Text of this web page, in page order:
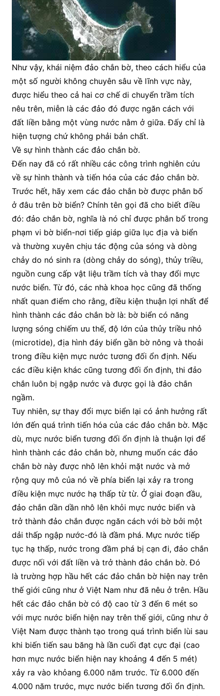
Như vậy, khái niệm đảo chắn bờ, theo cách hiểu của
một số người không chuyên sâu về lĩnh vực này,
được hiểu theo cả hai cơ chế di chuyển trầm tích
nêu trên, miễn là các đảo đó được ngăn cách với
đất liền bằng một vùng nước nằm ở giữa. Đấy chỉ là
hiện tượng chứ không phải bản chất.
Về sự hình thành các đảo chắn bờ.
Đến nay đã có rất nhiều các công trình nghiên cứu
về sự hình thành và tiến hóa của các đảo chắn bờ.
Trước hết, hãy xem các đảo chắn bờ được phân bố
ở đâu trên bờ biển? Chính tên gọi đã cho biết điều
đó: đảo chắn bờ, nghĩa là nó chỉ được phân bố trong
phạm vi bờ biển-nơi tiếp giáp giữa lục địa và biển
và thường xuyên chịu tác động của sóng và dòng
chảy do nó sinh ra (dòng chảy do sóng), thủy triều,
nguồn cung cấp vật liệu trầm tích và thay đổi mực
nước biển. Từ đó, các nhà khoa học cũng đã thống
nhất quan điểm cho rằng, điều kiện thuận lợi nhất để
hình thành các đảo chắn bờ là: bờ biển có năng
lượng sóng chiếm ưu thế, độ lớn của thủy triều nhỏ
(microtide), địa hình đáy biển gần bờ nông và thoải
trong điều kiện mực nước tương đối ổn định. Nếu
các điều kiện khác cũng tương đối ổn định, thi đảo
chắn luôn bị ngập nước và được gọi là đảo chắn
ngầm.
Tuy nhiên, sự thay đổi mực biển lại có ảnh hưởng rất
lớn đến quá trình tiến hóa của các đảo chắn bờ. Mặc
dù, mực nước biển tương đối ổn định là thuận lợi để
hình thành các đảo chắn bờ, nhưng muốn các đảo
chắn bờ này được nhô lên khỏi mặt nước và mở
rộng quy mô của nó về phía biển lại xảy ra trong
điều kiện mực nước hạ thấp từ từ. Ở giai đoạn đầu,
đảo chắn dần dần nhô lên khỏi mực nước biển và
trở thành đảo chắn được ngăn cách với bờ bởi một
dải thấp ngập nước-đó là đầm phá. Mực nước tiếp
tục hạ thấp, nước trong đầm phá bị cạn đi, đảo chắn
được nối với đất liền và trở thành đảo chắn bờ. Đó
là trường hợp hầu hết các đảo chắn bờ hiện nay trên
thế giới cũng như ở Việt Nam như đã nêu ở trên. Hầu
hết các đảo chắn bờ có độ cao từ 3 đến 6 mét so
với mực nước biển hiện nay trên thế giới, cũng như ở
Việt Nam được thành tạo trong quá trình biển lùi sau
khi biến tiến sau băng hà lần cuối đạt cực đại (cao
hơn mực nước biển hiện nay khoảng 4 đến 5 mét)
xảy ra vào khỏang 6.000 năm trước. Từ 6.000 đến
4.000 năm trước, mực nước biển tương đối ổn định.